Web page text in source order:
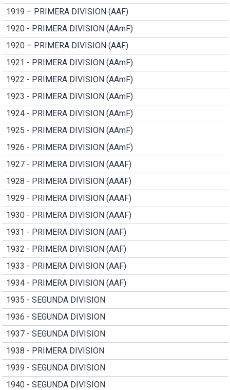
1919 – PRIMERA DIVISION (AAF)
1920 - PRIMERA DIVISION (AAmF)
1920 – PRIMERA DIVISION (AAF)
1921 - PRIMERA DIVISION (AAmF)
1922 - PRIMERA DIVISION (AAmF)
1923 - PRIMERA DIVISION (AAmF)
1924 - PRIMERA DIVISION (AAmF)
1925 - PRIMERA DIVISION (AAmF)
1926 - PRIMERA DIVISION (AAmF)
1927 - PRIMERA DIVISION (AAAF)
1928 - PRIMERA DIVISION (AAAF)
1929 - PRIMERA DIVISION (AAAF)
1930 - PRIMERA DIVISION (AAAF)
1931 - PRIMERA DIVISION (AAF)
1932 - PRIMERA DIVISION (AAF)
1933 - PRIMERA DIVISION (AAF)
1934 - PRIMERA DIVISION (AAF)
1935 - SEGUNDA DIVISION
1936 - SEGUNDA DIVISION
1937 - SEGUNDA DIVISION
1938 - PRIMERA DIVISION
1939 - SEGUNDA DIVISION
1940 - SEGUNDA DIVISION